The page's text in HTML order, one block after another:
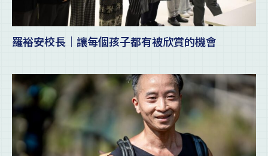
羅裕安校長｜讓每個孩子都有被欣賞的機會